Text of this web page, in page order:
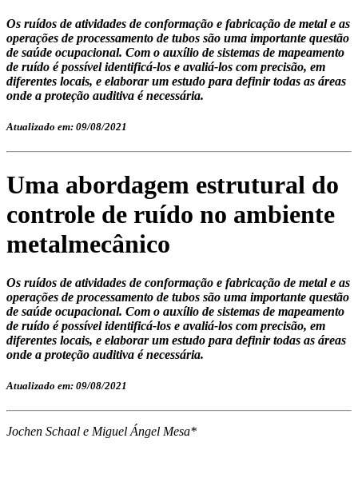
Os ruídos de atividades de conformação e fabricação de metal e as
operações de processamento de tubos são uma importante questão
de saúde ocupacional. Com o auxílio de sistemas de mapeamento
de ruído é possível identificá-los e avaliá-los com precisão, em
diferentes locais, e elaborar um estudo para definir todas as áreas
onde a proteção auditiva é necessária.
Atualizado em: 09/08/2021
Uma abordagem estrutural do
controle de ruído no ambiente
metalmecânico
Os ruídos de atividades de conformação e fabricação de metal e as
operações de processamento de tubos são uma importante questão
de saúde ocupacional. Com o auxílio de sistemas de mapeamento
de ruído é possível identificá-los e avaliá-los com precisão, em
diferentes locais, e elaborar um estudo para definir todas as áreas
onde a proteção auditiva é necessária.
Atualizado em: 09/08/2021
Jochen Schaal e Miguel Ángel Mesa*